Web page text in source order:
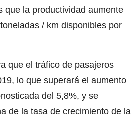
que la productividad aumente
/ km disponibles por
que el tráfico de pasajeros
lo que superará el aumento
del 5,8%, y se
de la tasa de crecimiento de la